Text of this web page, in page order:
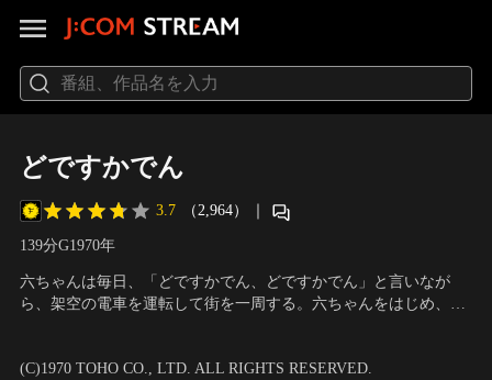
どですかでん
3.7 （2,964） ｜
139分G1970年
六ちゃんは毎日、「どですかでん、どですかでん」と言いなが
ら、架空の電車を運転して街を一周する。六ちゃんをはじめ、こ
寓話を作り上げた。
(C)1970 TOHO CO., LTD. ALL RIGHTS RESERVED.